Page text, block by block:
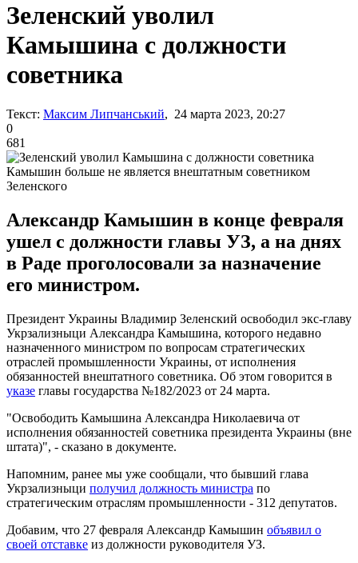
Зеленский уволил
Камышина с должности
советника
Текст: Максим Липчанський, 24 марта 2023, 20:27
0
681
Камышин больше не является внештатным советником
Зеленского
Александр Камышин в конце февраля
ушел с должности главы УЗ, а на днях
в Раде проголосовали за назначение
его министром.
Президент Украины Владимир Зеленский освободил экс-главу
Укрзализныци Александра Камышина, которого недавно
назначенного министром по вопросам стратегических
отраслей промышленности Украины, от исполнения
обязанностей внештатного советника. Об этом говорится в
указе главы государства №182/2023 от 24 марта.
"Освободить Камышина Александра Николаевича от
исполнения обязанностей советника президента Украины (вне
штата)", - сказано в документе.
Напомним, ранее мы уже сообщали, что бывший глава
Укрзализныци получил должность министра по
стратегическим отраслям промышленности - 312 депутатов.
Добавим, что 27 февраля Александр Камышин объявил о
своей отставке из должности руководителя УЗ.